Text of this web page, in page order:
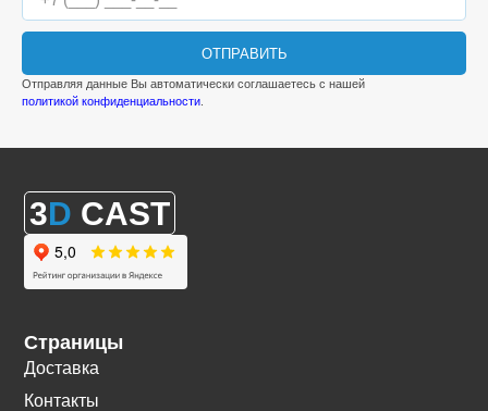
ОТПРАВИТЬ
Отправляя данные Вы автоматически соглашаетесь с нашей
политикой конфиденциальности
3D CAST
Страницы
Доставка
Контакты